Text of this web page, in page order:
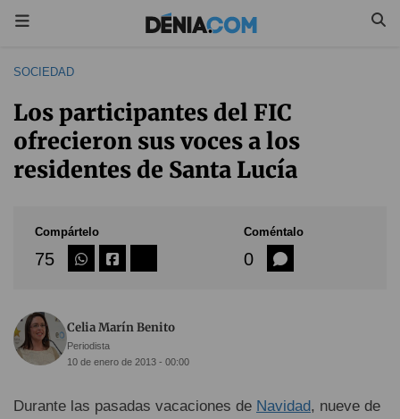
SOCIEDAD
Los participantes del FIC
ofrecieron sus voces a los
residentes de Santa Lucía
Compártelo
75
Coméntalo
0
Celia Marín Benito
Periodista
10 de enero de 2013 - 00:00
Durante las pasadas vacaciones de Navidad, nueve de